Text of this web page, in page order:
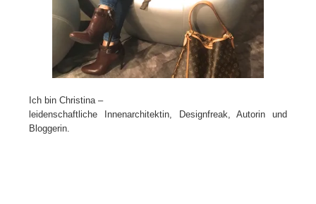
Ich bin Christina –
leidenschaftliche Innenarchitektin, Designfreak, Autorin und
Bloggerin.